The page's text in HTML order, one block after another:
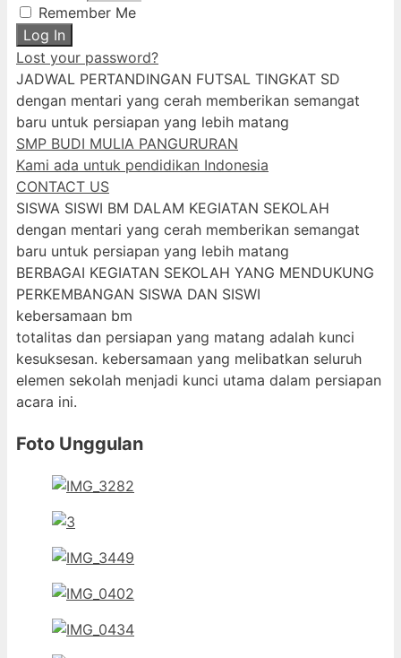
Remember Me
Log In
Lost your password?
JADWAL PERTANDINGAN FUTSAL TINGKAT SD
dengan mentari yang cerah memberikan semangat
baru untuk persiapan yang lebih matang
SMP BUDI MULIA PANGURURAN
Kami ada untuk pendidikan Indonesia
CONTACT US
SISWA SISWI BM DALAM KEGIATAN SEKOLAH
dengan mentari yang cerah memberikan semangat
baru untuk persiapan yang lebih matang
BERBAGAI KEGIATAN SEKOLAH YANG MENDUKUNG
PERKEMBANGAN SISWA DAN SISWI
kebersamaan bm
totalitas dan persiapan yang matang adalah kunci
kesuksesan. kebersamaan yang melibatkan seluruh
elemen sekolah menjadi kunci utama dalam persiapan
acara ini.
Foto Unggulan